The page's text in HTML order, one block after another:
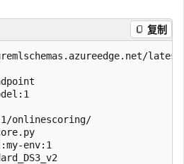
复制
latest/
onlinescoring/
env:1